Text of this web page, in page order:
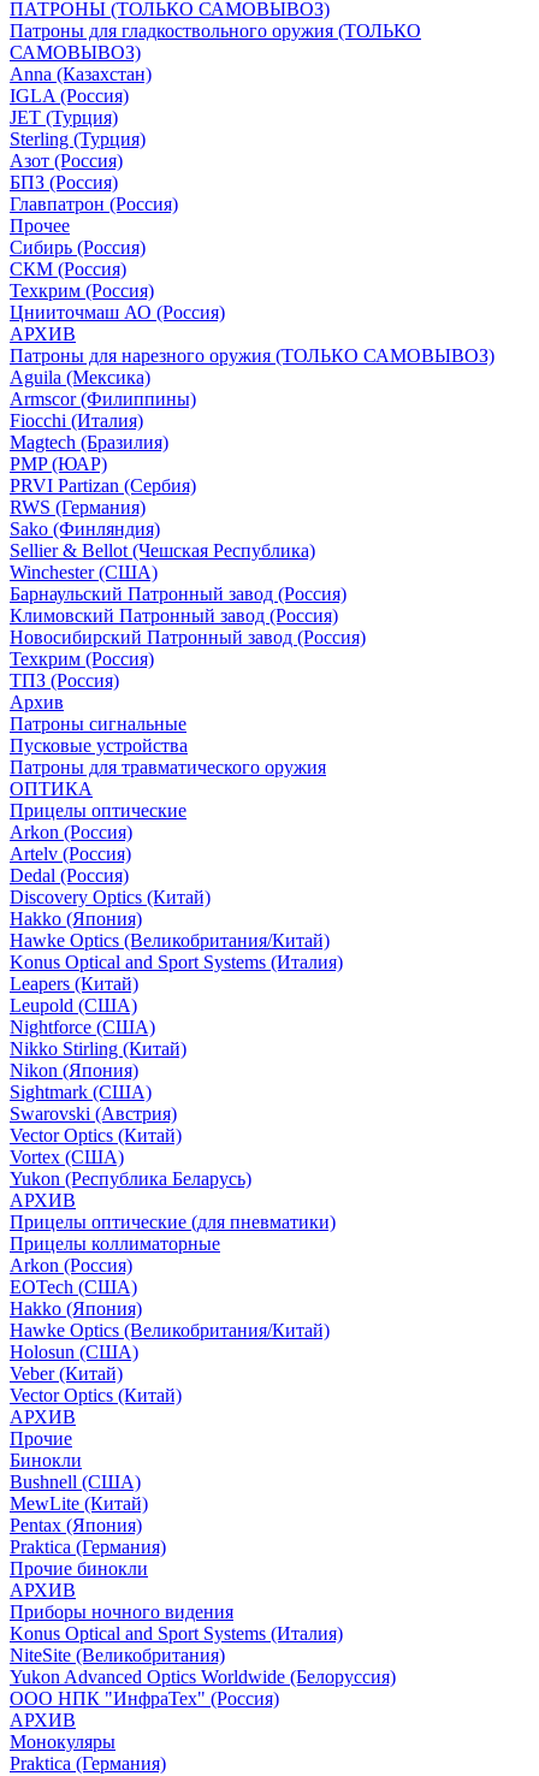
ПАТРОНЫ (ТОЛЬКО САМОВЫВОЗ)
Патроны для гладкоствольного оружия (ТОЛЬКО
САМОВЫВОЗ)
Anna (Казахстан)
IGLA (Россия)
JET (Турция)
Sterling (Турция)
Азот (Россия)
БПЗ (Россия)
Главпатрон (Россия)
Прочее
Сибирь (Россия)
СКМ (Россия)
Техкрим (Россия)
Цнииточмаш АО (Россия)
АРХИВ
Патроны для нарезного оружия (ТОЛЬКО САМОВЫВОЗ)
Aguila (Мексика)
Armscor (Филиппины)
Fiocchi (Италия)
Magtech (Бразилия)
PMP (ЮАР)
PRVI Partizan (Сербия)
RWS (Германия)
Sako (Финляндия)
Sellier & Bellot (Чешская Республика)
Winchester (США)
Барнаульский Патронный завод (Россия)
Климовский Патронный завод (Россия)
Новосибирский Патронный завод (Россия)
Техкрим (Россия)
ТПЗ (Россия)
Архив
Патроны сигнальные
Пусковые устройства
Патроны для травматического оружия
ОПТИКА
Прицелы оптические
Arkon (Россия)
Artelv (Россия)
Dedal (Россия)
Discovery Optics (Китай)
Hakko (Япония)
Hawke Optics (Великобритания/Китай)
Konus Optical and Sport Systems (Италия)
Leapers (Китай)
Leupold (США)
Nightforce (США)
Nikko Stirling (Китай)
Nikon (Япония)
Sightmark (США)
Swarovski (Австрия)
Vector Optics (Китай)
Vortex (США)
Yukon (Республика Беларусь)
АРХИВ
Прицелы оптические (для пневматики)
Прицелы коллиматорные
Arkon (Россия)
EOTech (США)
Hakko (Япония)
Hawke Optics (Великобритания/Китай)
Holosun (США)
Veber (Китай)
Vector Optics (Китай)
АРХИВ
Прочие
Бинокли
Bushnell (США)
MewLite (Китай)
Pentax (Япония)
Praktica (Германия)
Прочие бинокли
АРХИВ
Приборы ночного видения
Konus Optical and Sport Systems (Италия)
NiteSite (Великобритания)
Yukon Advanced Optics Worldwide (Белоруссия)
ООО НПК "ИнфраТех" (Россия)
АРХИВ
Монокуляры
Praktica (Германия)